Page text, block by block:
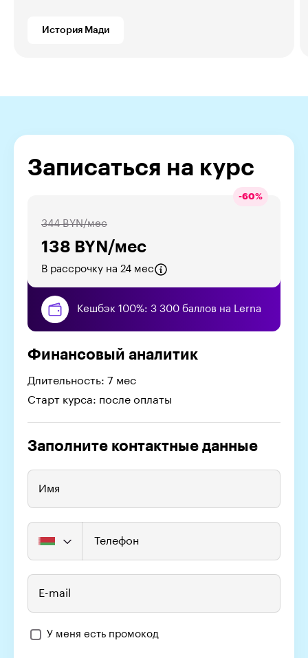
История Мади
Записаться на курс
-60%
138 BYN/мес
344 BYN/мес
В рассрочку на 24 мес
Кешбэк 100%: 3 300 баллов на Lerna
Финансовый аналитик
Длительность: 7 мес
Старт курса: после оплаты
Заполните контактные данные
Имя
Телефон
E-mail
У меня есть промокод